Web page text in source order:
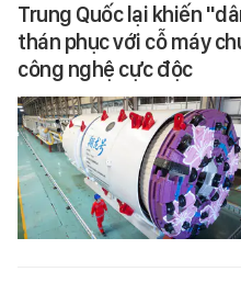
Trung Quốc lại khiến
thán phục với cỗ máy
công nghệ cực độc